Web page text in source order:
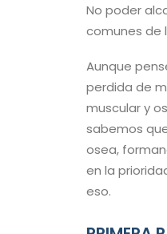
No poder
comunes de
Aunque
perdida de
muscular y
sabemos
osea,
en la
eso.